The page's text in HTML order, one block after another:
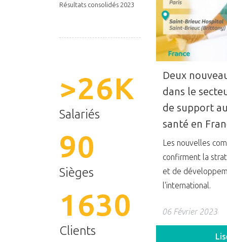
Deux
dans le
de support
santé en
Les nouvelles
confirment la
et de
l'international.
06 Février 2023
Résultats consolidés 2023
>26K
Salariés
90
Sièges
1630
Clients